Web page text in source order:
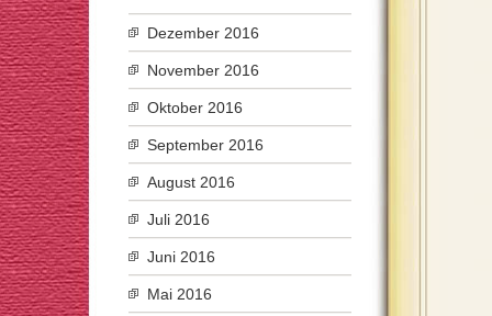
Dezember 2016
November 2016
Oktober 2016
September 2016
August 2016
Juli 2016
Juni 2016
Mai 2016